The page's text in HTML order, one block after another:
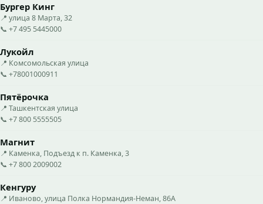
Бургер Кинг
📍 улица 8 Марта, 32
📞 +7 495 5445000
Лукойл
📍 Комсомольская улица
📞 +78001000911
Пятёрочка
📍 Ташкентская улица
📞 +7 800 5555505
Магнит
📍 Каменка, Подъезд к п. Каменка, 3
📞 +7 800 2009002
Кенгуру
📍 Иваново, улица Полка Нормандия-Неман, 86А